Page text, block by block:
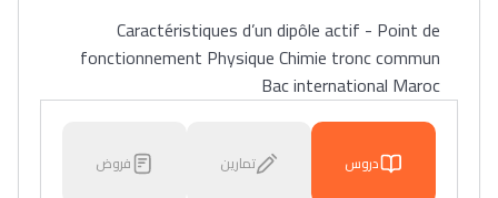
Caractéristiques d’un dipôle actif - Point de
fonctionnement Physique Chimie tronc commun
Bac international Maroc
دروس تمارين فروض